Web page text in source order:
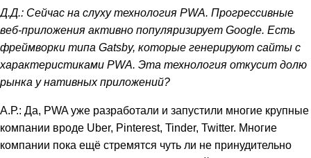
Д.Д.: Сейчас на слуху технология PWA. Прогрессивные
веб-приложения активно популяризирует Google. Есть
фреймворки типа Gatsby, которые генерируют сайты с
характеристиками PWA. Эта технология откусит долю
рынка у нативных приложений?
А.Р.: Да, PWA уже разработали и запустили многие крупные
компании вроде Uber, Pinterest, Tinder, Twitter. Многие
компании пока ещё стремятся чуть ли не принудительно